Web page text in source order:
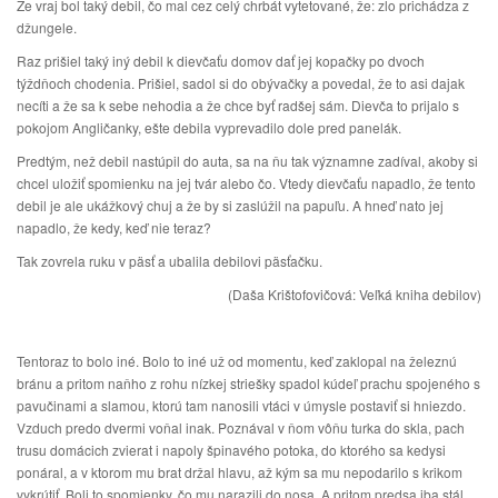
Že vraj bol taký debil, čo mal cez celý chrbát vytetované, že: zlo prichádza z
džungele.
Raz prišiel taký iný debil k dievčaťu domov dať jej kopačky po dvoch
týždňoch chodenia. Prišiel, sadol si do obývačky a povedal, že to asi dajak
necíti a že sa k sebe nehodia a že chce byť radšej sám. Dievča to prijalo s
pokojom Angličanky, ešte debila vyprevadilo dole pred panelák.
Predtým, než debil nastúpil do auta, sa na ňu tak významne zadíval, akoby si
chcel uložiť spomienku na jej tvár alebo čo. Vtedy dievčaťu napadlo, že tento
debil je ale ukážkový chuj a že by si zaslúžil na papuľu. A hneď nato jej
napadlo, že kedy, keď nie teraz?
Tak zovrela ruku v päsť a ubalila debilovi päsťačku.
(Daša Krištofovičová: Veľká kniha debilov)
Tentoraz to bolo iné. Bolo to iné už od momentu, keď zaklopal na železnú
bránu a pritom naňho z rohu nízkej striešky spadol kúdeľ prachu spojeného s
pavučinami a slamou, ktorú tam nanosili vtáci v úmysle postaviť si hniezdo.
Vzduch predo dvermi voňal inak. Poznával v ňom vôňu turka do skla, pach
trusu domácich zvierat i napoly špinavého potoka, do ktorého sa kedysi
ponáral, a v ktorom mu brat držal hlavu, až kým sa mu nepodarilo s krikom
vykrútiť. Boli to spomienky, čo mu narazili do nosa. A pritom predsa iba stál